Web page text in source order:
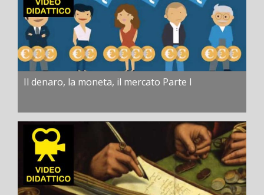
Il denaro, la moneta, il mercato Parte I